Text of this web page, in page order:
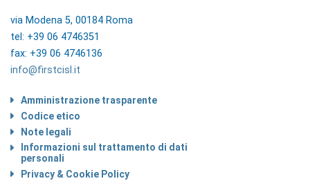
via Modena 5, 00184 Roma
tel: +39 06 4746351
fax: +39 06 4746136
info@firstcisl.it
Amministrazione trasparente
Codice etico
Note legali
Informazioni sul trattamento di dati
personali
Privacy & Cookie Policy